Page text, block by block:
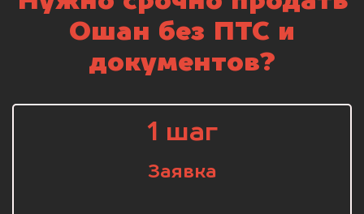
Ошан без ПТС и
документов?
1 шаг
Заявка